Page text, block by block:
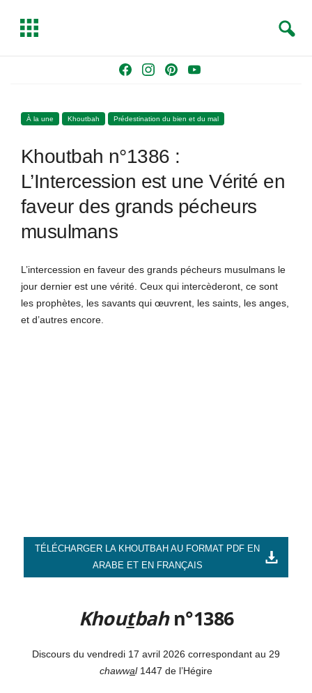
e
o
k
t
g
a
m
t
s
t
Y
T
T
g
e
a
À la une Khoutbah Prédestination du bien et du mal
Khoutbah n°1386 :
L’Intercession est une Vérité en
faveur des grands pécheurs
musulmans
L’intercession en faveur des grands pécheurs musulmans le
jour dernier est une vérité. Ceux qui intercèderont, ce sont
les prophètes, les savants qui œuvrent, les saints, les anges,
et d’autres encore.
TÉLÉCHARGER LA KHOUTBAH AU FORMAT PDF EN
ARABE ET EN FRANÇAIS
Khoutbahn°1386
Discours du vendredi 17 avril 2026 correspondant au 29
chawwal 1447 de l’Hégire